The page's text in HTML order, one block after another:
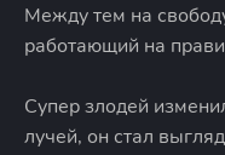
Между тем на
работающий на
Супер злодей
лучей, он стал